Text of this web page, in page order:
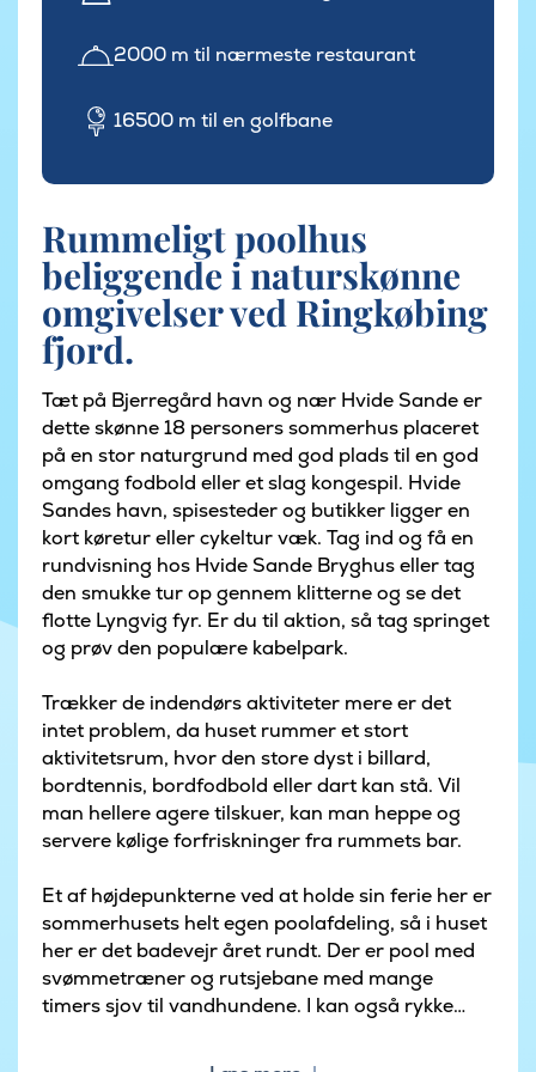
2000 m til nærmeste restaurant
16500 m til en golfbane
Rummeligt poolhus
beliggende i naturskønne
omgivelser ved Ringkøbing
fjord.
Tæt på Bjerregård havn og nær Hvide Sande er
dette skønne 18 personers sommerhus placeret
på en stor naturgrund med god plads til en god
omgang fodbold eller et slag kongespil. Hvide
Sandes havn, spisesteder og butikker ligger en
kort køretur eller cykeltur væk. Tag ind og få en
rundvisning hos Hvide Sande Bryghus eller tag
den smukke tur op gennem klitterne og se det
flotte Lyngvig fyr. Er du til aktion, så tag springet
og prøv den populære kabelpark.
Trækker de indendørs aktiviteter mere er det
intet problem, da huset rummer et stort
aktivitetsrum, hvor den store dyst i billard,
bordtennis, bordfodbold eller dart kan stå. Vil
man hellere agere tilskuer, kan man heppe og
servere kølige forfriskninger fra rummets bar.
Et af højdepunkterne ved at holde sin ferie her er
sommerhusets helt egen poolafdeling, så i huset
her er det badevejr året rundt. Der er pool med
svømmetræner og rutsjebane med mange
timers sjov til vandhundene. I kan også rykke
hvor der kan slappes af i udendørsspaen og i